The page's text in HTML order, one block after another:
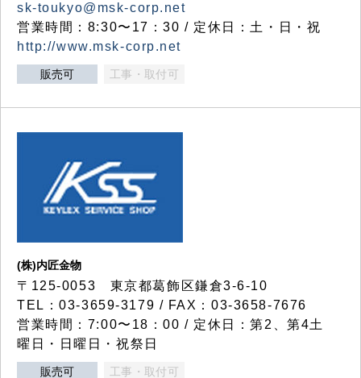
sk-toukyo@msk-corp.net
営業時間：8:30〜17：30 / 定休日：土・日・祝
http://www.msk-corp.net
販売可 工事・取付可
(株)内匠金物
〒125-0053 東京都葛飾区鎌倉3-6-10
TEL：03-3659-3179 / FAX：03-3658-7676
営業時間：7:00〜18：00 / 定休日：第2、第4土
曜日・日曜日・祝祭日
販売可 工事・取付可